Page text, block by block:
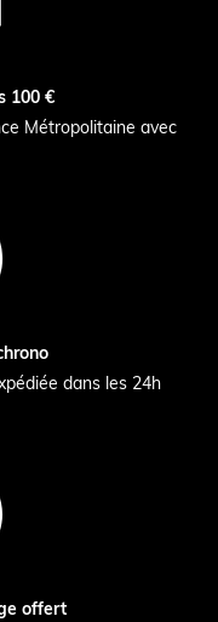
100 €
Métropolitaine avec
dans les 24h
offert